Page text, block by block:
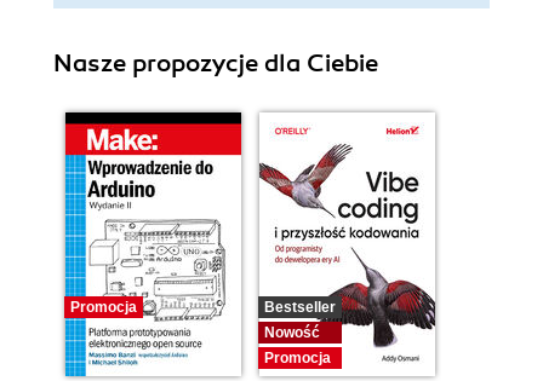
Nasze propozycje dla Ciebie
Promocja
Bestseller
Nowość
Promocja